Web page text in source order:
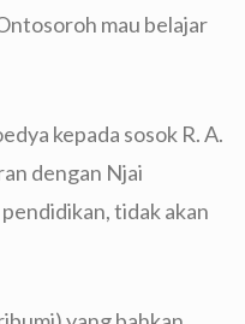
mau belajar
kepada sosok R. A.
dengan Njai
tidak akan